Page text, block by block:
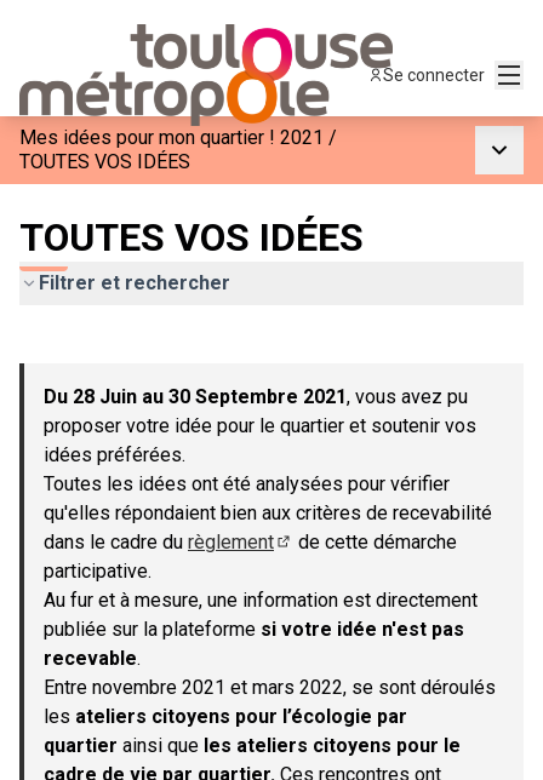
Se connecter
Mes idées pour mon quartier ! 2021 /
TOUTES VOS IDÉES
TOUTES VOS IDÉES
Filtrer et rechercher
−
Du 28 Juin au 30 Septembre 2021, vous avez pu
proposer votre idée pour le quartier et soutenir vos
idées préférées.
Toutes les idées ont été analysées pour vérifier
qu'elles répondaient bien aux critères de recevabilité
dans le cadre du règlement
de cette démarche
participative.
Au fur et à mesure, une information est directement
publiée sur la plateforme si votre idée n'est pas
recevable.
Entre novembre 2021 et mars 2022, se sont déroulés
les ateliers citoyens pour l’écologie par
quartier ainsi que les ateliers citoyens pour le
cadre de vie par quartier. Ces rencontres ont